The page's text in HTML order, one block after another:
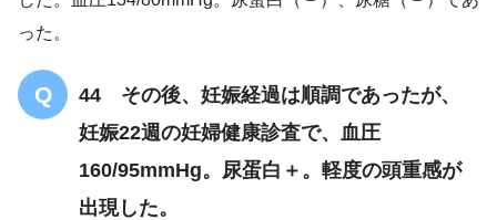
った。
44 その後、妊娠経過は順調であったが、
妊娠22週の妊婦健康診査で、血圧
160/95mmHg。尿蛋白＋。軽度の頭重感が
出現した。